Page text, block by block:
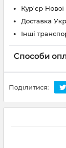
Кур'єр
Доставка
Інші
Способи
Поділитися: